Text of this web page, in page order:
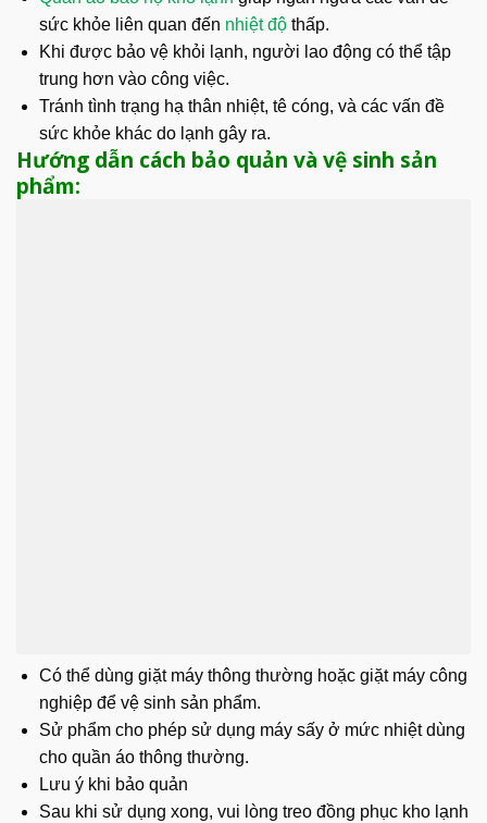
sức khỏe liên quan đến nhiệt độthấp.
Khi được bảo vệ khỏi lạnh, người lao động có thể tập
trung hơn vào công việc.
Tránh tình trạng hạ thân nhiệt, tê cóng, và các vấn đề
sức khỏe khác do lạnh gây ra.
Hướng dẫn cách bảo quản và vệ sinh sản
phẩm:
Có thể dùng giặt máy thông thường hoặc giặt máy công
nghiệp để vệ sinh sản phẩm.
Sử phẩm cho phép sử dụng máy sấy ở mức nhiệt dùng
cho quần áo thông thường.
Lưu ý khi bảo quản
Sau khi sử dụng xong, vui lòng treo đồng phục kho lạnh